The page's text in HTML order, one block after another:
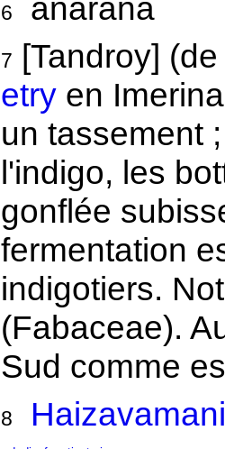
6 anarana
7 [Tandroy]
etryen
un tassement
l'indigo, les
gonflée
fermentation
indigotiers.
(Fabaceae).
Sud comme
8